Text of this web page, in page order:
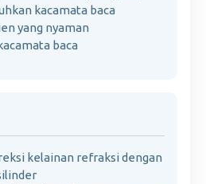
kacamata baca
yang nyaman
baca
kelainan refraksi dengan